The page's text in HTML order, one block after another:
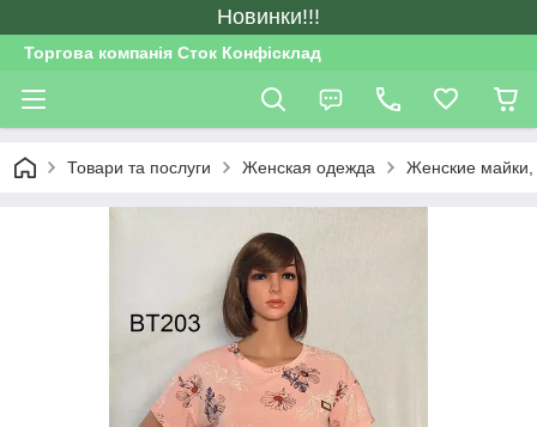
Новинки!!!
Торгова компанія Сток Конфісклад
Товари та послуги Женская одежда Женские майки,